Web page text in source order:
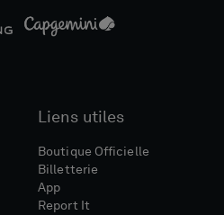
Liens utiles
Boutique Officielle
Billetterie
App
Report It